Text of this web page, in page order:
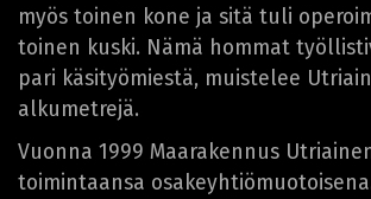
myös toinen kone ja sitä tuli
toinen kuski. Nämä hommat
pari käsityömiestä, muistelee
alkumetrejä.
Vuonna 1999 Maarakennus
toimintaansa